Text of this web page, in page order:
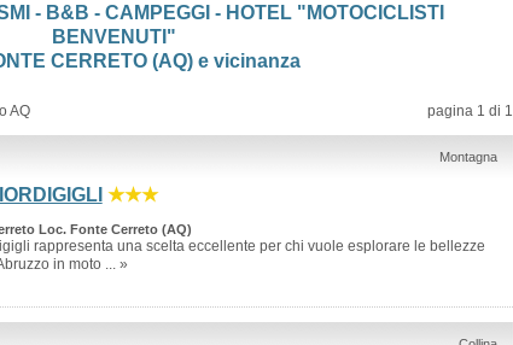
- B&B - CAMPEGGI - HOTEL "MOTOCICLISTI
BENVENUTI"
CERRETO (AQ) e vicinanza
AQ pagina 1 di 1
Montagna
★★★
Loc. Fonte Cerreto (AQ)
rappresenta una scelta eccellente per chi vuole esplorare le bellezze
in moto ... »